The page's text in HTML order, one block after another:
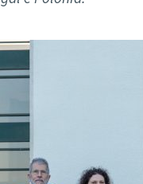
Formação Avançada